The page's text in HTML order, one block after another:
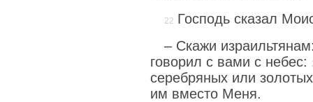
Господь сказал
– Скажи
говорил с вами с небес:
серебряных или
им вместо Меня.